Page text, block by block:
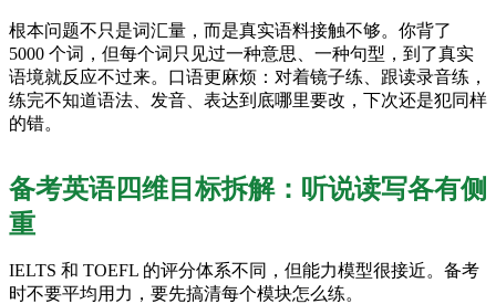
根本问题不只是词汇量，而是真实语料接触不够。你背了
5000 个词，但每个词只见过一种意思、一种句型，到了真实
语境就反应不过来。口语更麻烦：对着镜子练、跟读录音练，
练完不知道语法、发音、表达到底哪里要改，下次还是犯同样
的错。
备考英语四维目标拆解：听说读写各有侧
重
IELTS 和 TOEFL 的评分体系不同，但能力模型很接近。备考
时不要平均用力，要先搞清每个模块怎么练。